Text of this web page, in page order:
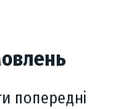
попередні